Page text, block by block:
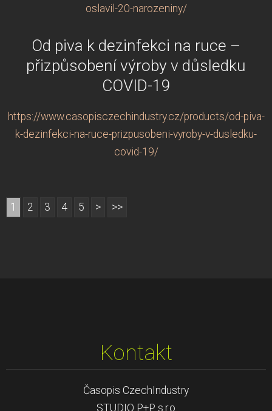
oslavil-20-narozeniny/
Od piva k dezinfekci na ruce –
přizpůsobení výroby v důsledku
COVID-19
https://www.casopisczechindustry.cz/products/od-piva-
k-dezinfekci-na-ruce-prizpusobeni-vyroby-v-dusledku-
covid-19/
1 2 3 4 5 > >>
Kontakt
Časopis CzechIndustry
STUDIO P+P s.r.o